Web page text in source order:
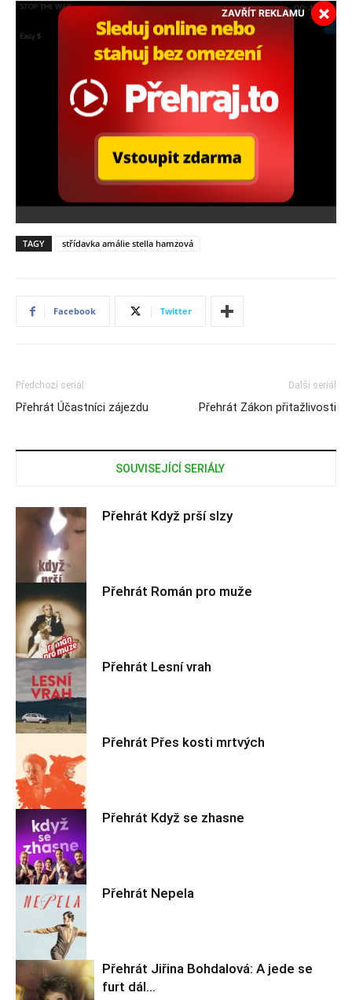
ZAVŘÍT REKLAMU ×
TAGY střídavka amálie stella hamzová
Facebook Twitter
Předchozí seriál
Přehrát Účastníci zájezdu
Další seriál
Přehrát Zákon přitažlivosti
SOUVISEJÍCÍ SERIÁLY
Filmové nebe
Přehrát Když prší slzy
Filmové nebe
Přehrát Román pro muže
Filmové nebe
Přehrát Lesní vrah
Filmové nebe
Přehrát Přes kosti mrtvých
Filmové nebe
Přehrát Když se zhasne
Filmové nebe
Přehrát Nepela
Přehrát Jiřina Bohdalová: A jede se
furt dál…